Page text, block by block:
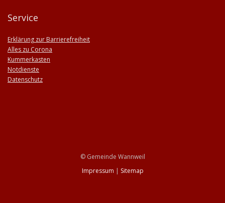
Service
Erklärung zur Barrierefreiheit
Alles zu Corona
Kummerkasten
Notdienste
Datenschutz
© Gemeinde Wannweil
Impressum | Sitemap